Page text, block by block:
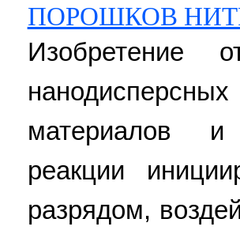
ПОРОШКОВ
Изобретение
материалов и
реакции
разрядом,